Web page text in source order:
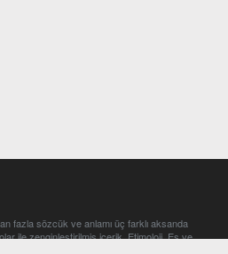
fazla sözcük ve anlamı üç farklı aksanda
ile zenginleştirilmiş içerik. Etimoloji, Eş ve